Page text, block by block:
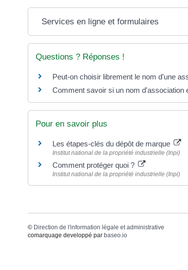
Services en ligne et formulaires
Questions ? Réponses !
Peut-on choisir librement le nom d'une
Comment savoir si un nom d'association
Pour en savoir plus
Les étapes-clés du dépôt de marque
Institut national de la propriété industrielle (Inpi)
Comment protéger quoi ?
Institut national de la propriété industrielle (Inpi)
© Direction de l'information légale et administrative
comarquage developpé par baseo.io